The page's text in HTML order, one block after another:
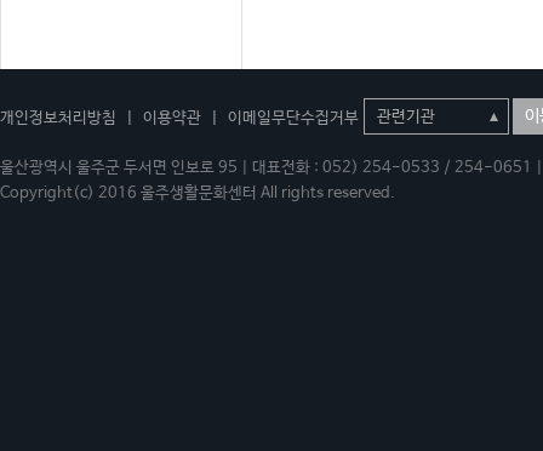
개인정보처리방침 이용약관 이메일무단수집거부 이
울산광역시 울주군 두서면 인보로 95 | 대표전화 : 052) 254-0533 / 254-
Copyright(c) 2016 울주생활문화센터 All rights reserved.